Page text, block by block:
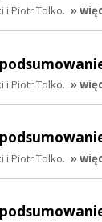
i Piotr Tolko. »
i Piotr Tolko. »
i Piotr Tolko. »